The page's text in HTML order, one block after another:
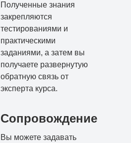
Полученные знания
закрепляются
тестированиями и
практическими
заданиями, а затем вы
получаете развернутую
обратную связь от
эксперта курса.
Сопровождение
Вы можете задавать